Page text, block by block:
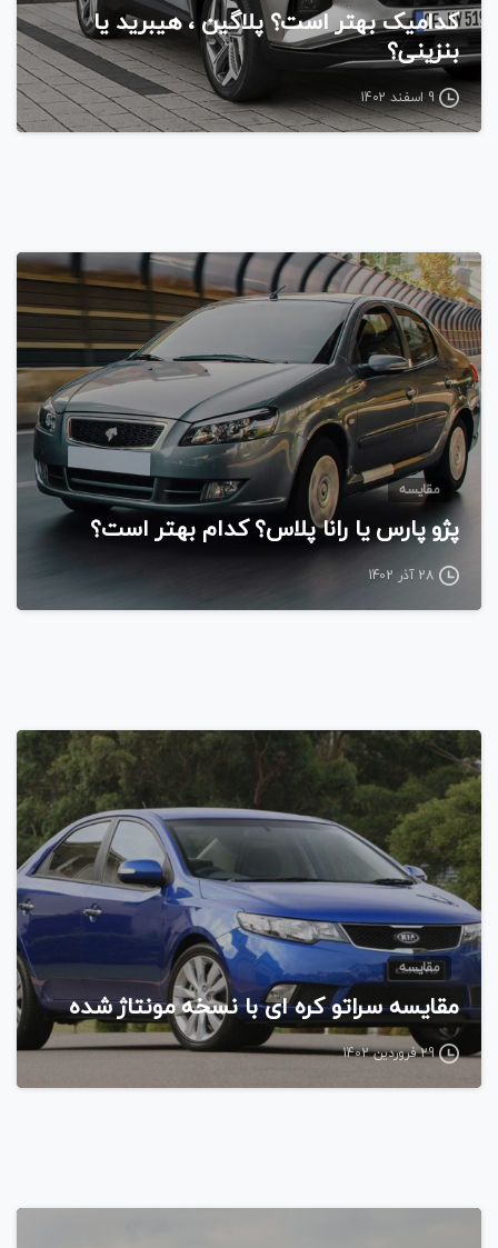
کدامیک بهتر است؟ پلاگین ، هیبرید یا
بنزینی؟
9 اسفند 1402
مقایسه
پژو پارس یا رانا پلاس؟ کدام بهتر است؟
28 آذر 1402
مقایسه
مقایسه سراتو کره ای با نسخه مونتاژ شده
29 فروردین 1402